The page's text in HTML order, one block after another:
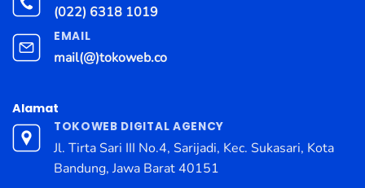
(022) 6318 1019
EMAIL
mail(@)tokoweb.co
Alamat
TOKOWEB DIGITAL AGENCY
Jl. Tirta Sari III No.4, Sarijadi, Kec. Sukasari, Kota
Bandung, Jawa Barat 40151